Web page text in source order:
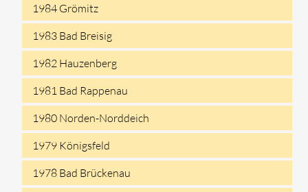
1984 Grömitz
1983 Bad Breisig
1982 Hauzenberg
1981 Bad Rappenau
1980 Norden-Norddeich
1979 Königsfeld
1978 Bad Brückenau